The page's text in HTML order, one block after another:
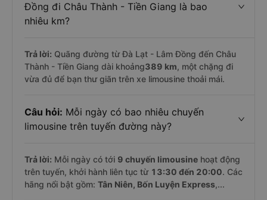
Đồng đi Châu Thành - Tiền Giang là bao
nhiêu km?
Trả lời: Quãng đường từ Đà Lạt - Lâm Đồng đến Châu
Thành - Tiền Giang dài khoảng389 km, một chặng đi
vừa đủ để bạn thư giãn trên xe limousine thoải mái.
Câu hỏi: Mỗi ngày có bao nhiêu chuyến
limousine trên tuyến đường này?
Trả lời: Mỗi ngày có tới 9 chuyến limousine hoạt động
trên tuyến, khởi hành liên tục từ 13:30 đến 20:00. Các
hãng nổi bật gồm: Tân Niên, Bốn Luyện Express,...